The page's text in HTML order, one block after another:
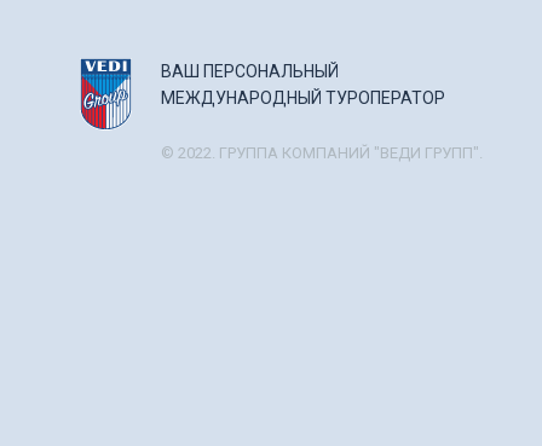
ВАШ ПЕРСОНАЛЬНЫЙ
МЕЖДУНАРОДНЫЙ ТУРОПЕРАТОР
© 2022. ГРУППА КОМПАНИЙ "ВЕДИ ГРУПП".